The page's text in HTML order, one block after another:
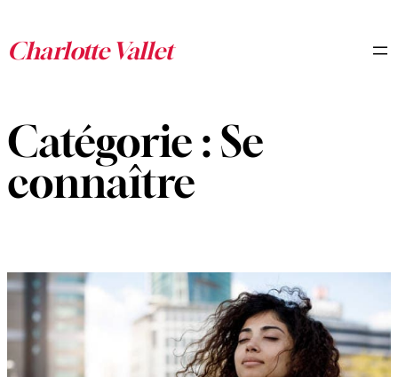
contenu
Catégorie : Se
connaître